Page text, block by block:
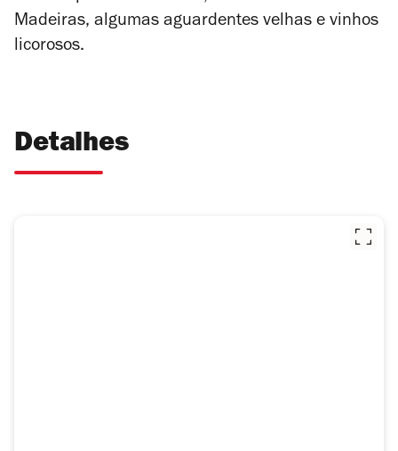
Madeiras, algumas aguardentes velhas e vinhos
licorosos.
Detalhes